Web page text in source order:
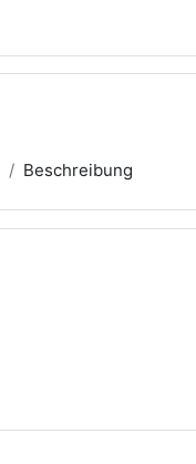
Beschreibung